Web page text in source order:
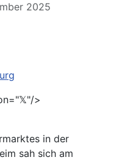
2025
>
in der
sah sich am